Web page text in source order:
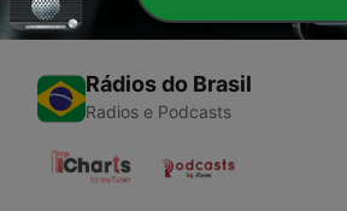
Rádios do Brasil
Radios e Podcasts